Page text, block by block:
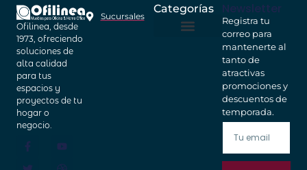
Ofilinea, desde
1973, ofreciendo
soluciones de
alta calidad
para tus
espacios y
proyectos de tu
hogar o
negocio.
Sucursales
Categorías Newsletter
Registra tu
correo para
mantenerte al
tanto de
atractivas
promociones y
descuentos de
temporada.